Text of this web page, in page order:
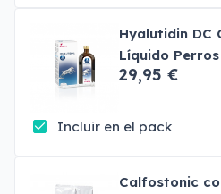
Hyalutidin
Líquido
29,95 €
Incluir en el pack
Calfostonic